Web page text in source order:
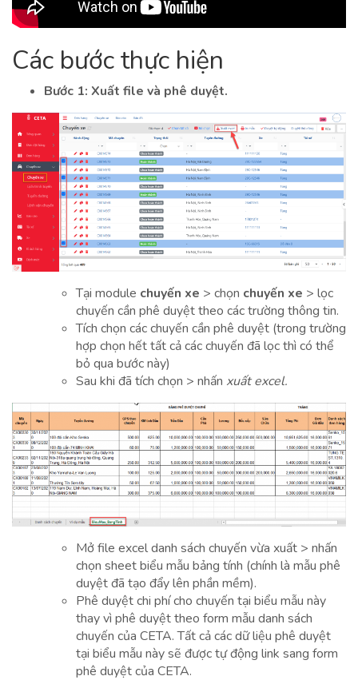
Các bước thực hiện
Bước 1: Xuất file và phê duyệt.
Tại module chuyến xe > chọn chuyến xe > lọc
chuyến cần phê duyệt theo các trường thông tin.
Tích chọn các chuyến cần phê duyệt (trong trường
hợp chọn hết tất cả các chuyến đã lọc thì có thể
bỏ qua bước này)
Sau khi đã tích chọn > nhấn xuất excel.
Mở file excel danh sách chuyến vừa xuất > nhấn
chọn sheet biểu mẫu bảng tính (chính là mẫu phê
duyệt đã tạo đẩy lên phần mềm).
Phê duyệt chi phí cho chuyến tại biểu mẫu này
thay vì phê duyệt theo form mẫu danh sách
chuyến của CETA. Tất cả các dữ liệu phê duyệt
tại biểu mẫu này sẽ được tự động link sang form
phê duyệt của CETA.